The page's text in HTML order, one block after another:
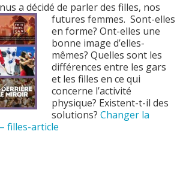
a décidé de parler des filles, nos
futures femmes. Sont-elles
en forme? Ont-elles une
bonne image d’elles-
mêmes? Quelles sont les
différences entre les gars
et les filles en ce qui
concerne l’activité
physique? Existent-t-il des
solutions? Changer la
filles-article